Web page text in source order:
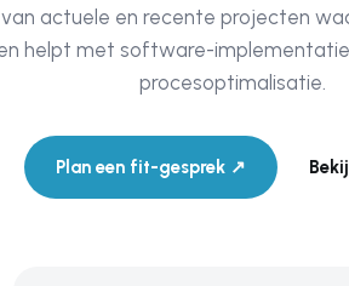
actuele en recente projecten
helpt met software-
procesoptimalisatie.
Plan een fit-gesprek ↗